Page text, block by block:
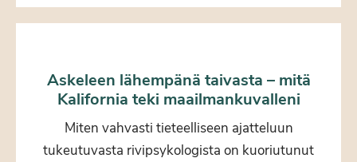
Askeleen lähempänä taivasta – mitä
Kalifornia teki maailmankuvalleni
Miten vahvasti tieteelliseen ajatteluun
tukeutuvasta rivipsykologista on kuoriutunut